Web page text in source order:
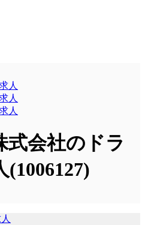
人
人
人
式会社のドラ